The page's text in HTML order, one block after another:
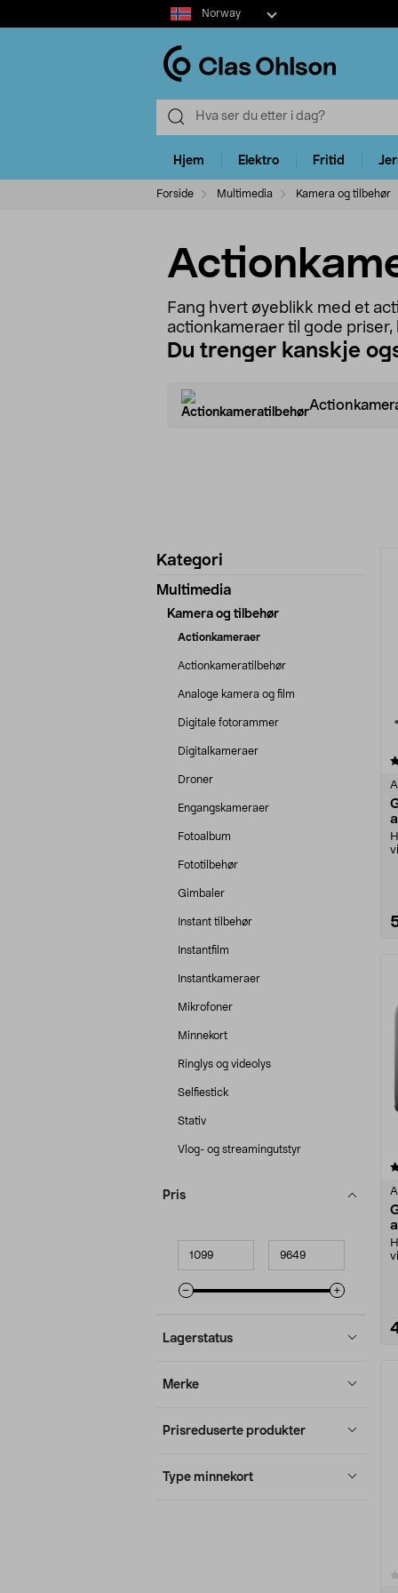
Select
market
Norway
Hjem Elektro Fritid
Forside Multimedia Kamera og tilbehør
Fang hvert øyeblikk med et
actionkameraer til gode
Du trenger kanskje
Avgrens
produkter
Kategori
Multimedia
Kamera og tilbehør
Actionkameraer
Actionkameratilbehør
Analoge kamera og film
Digitale fotorammer
Digitalkameraer
Droner
Engangskameraer
Fotoalbum
Fototilbehør
Gimbaler
Instant tilbehør
Instantfilm
Instantkameraer
Mikrofoner
Minnekort
Ringlys og videolys
Selfiestick
Stativ
Vlog- og streamingutstyr
Pris
Lagerstatus
Merke
Prisreduserte produkter
Type minnekort